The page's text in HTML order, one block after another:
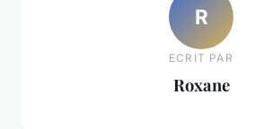
R
ECRIT PAR
Roxane